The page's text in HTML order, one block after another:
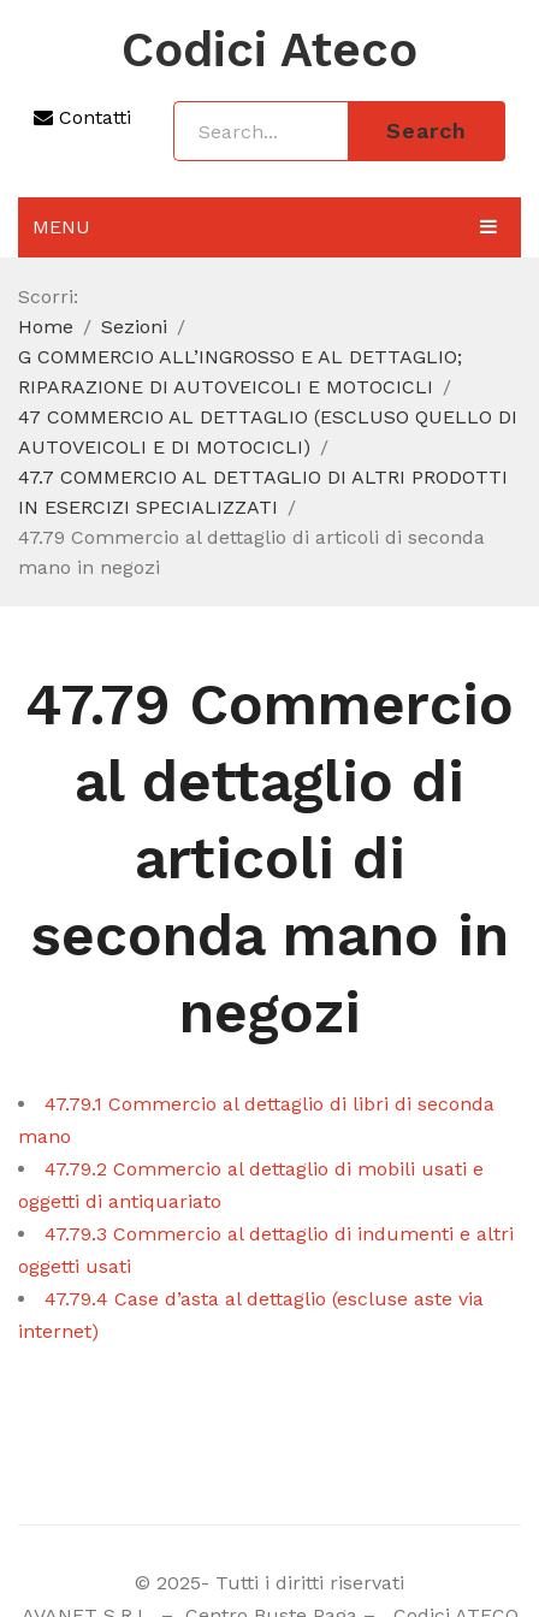
Codici Ateco
Contatti
Search
MENU
AGGIORNAMENTO 2025
SEZIONI
CODICE ATECO A COSA SERVE
CODICE FISCALE
Scorri:
Home
Sezioni
G COMMERCIO ALL’INGROSSO E AL DETTAGLIO;
RIPARAZIONE DI AUTOVEICOLI E MOTOCICLI
47 COMMERCIO AL DETTAGLIO (ESCLUSO QUELLO DI
AUTOVEICOLI E DI MOTOCICLI)
47.7 COMMERCIO AL DETTAGLIO DI ALTRI PRODOTTI
IN ESERCIZI SPECIALIZZATI
47.79 Commercio al dettaglio di articoli di seconda
mano in negozi
47.79 Commercio
al dettaglio di
articoli di
seconda mano in
negozi
47.79.1 Commercio al dettaglio di libri di seconda
mano
47.79.2 Commercio al dettaglio di mobili usati e
oggetti di antiquariato
47.79.3 Commercio al dettaglio di indumenti e altri
oggetti usati
47.79.4 Case d’asta al dettaglio (escluse aste via
internet)
© 2025- Tutti i diritti riservati